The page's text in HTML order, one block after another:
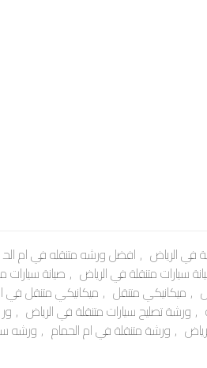
في الرياض , افضل ورشه متنقله في ام الح
سيارات متنقلة في الرياض , صيانة سيارات م
, ميكانيكي متنقل , ميكانيكي متنقل في ا
, ورشة تصليح سيارات متنقلة في الرياض , ور
, ورشة متنقلة في ام الحمام , ورشه س